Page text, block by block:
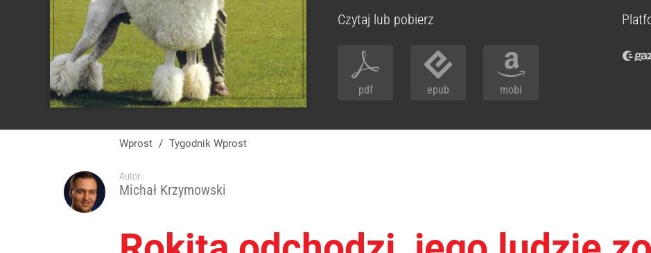
Czytaj lub pobierz
pdf epub mobi
Wprost / Tygodnik Wprost
Autor:
Michał Krzymowski